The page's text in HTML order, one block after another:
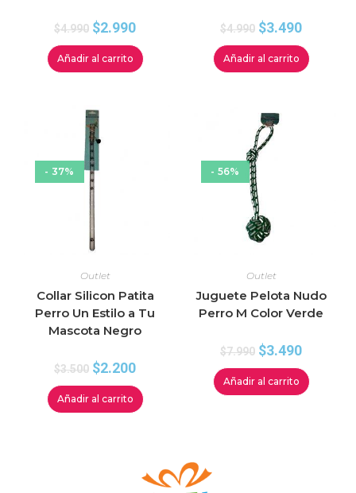
$4.990 $2.990
Añadir al carrito
$4.990 $3.490
Añadir al carrito
- 37%
Outlet
Collar Silicon Patita
Perro Un Estilo a Tu
Mascota Negro
$3.500 $2.200
Añadir al carrito
- 56%
Outlet
Juguete Pelota Nudo
Perro M Color Verde
$7.990 $3.490
Añadir al carrito